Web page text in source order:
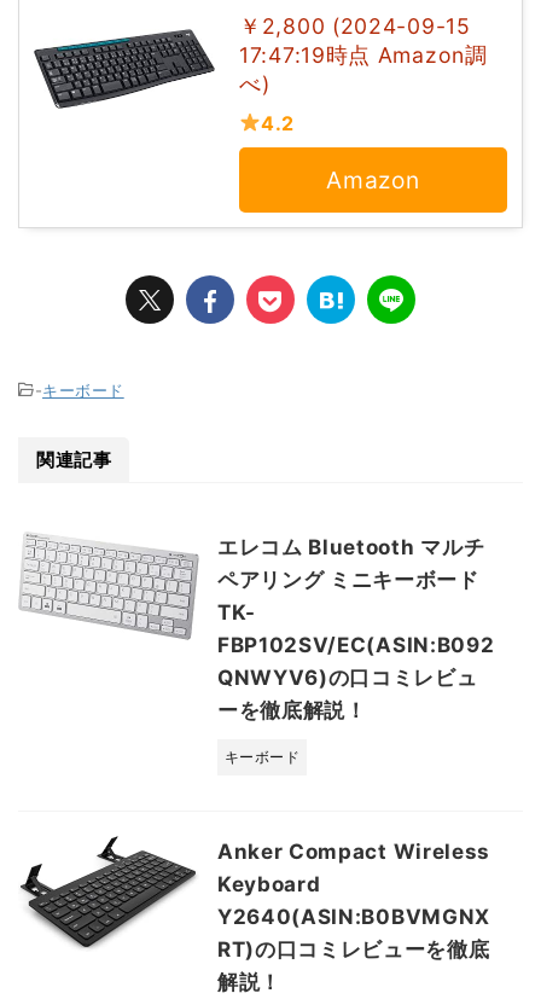
￥2,800 (2024-09-15
17:47:19時点 Amazon調
べ)
4.2
Amazon
-キーボード
関連記事
エレコム Bluetooth マルチ
ペアリング ミニキーボード
TK-
FBP102SV/EC(ASIN:B092
QNWYV6)の口コミレビュ
ーを徹底解説！
キーボード
Anker Compact Wireless
Keyboard
Y2640(ASIN:B0BVMGNX
RT)の口コミレビューを徹底
解説！